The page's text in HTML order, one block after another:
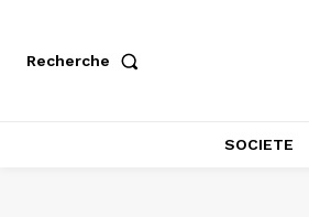
Recherche
SOCIETE